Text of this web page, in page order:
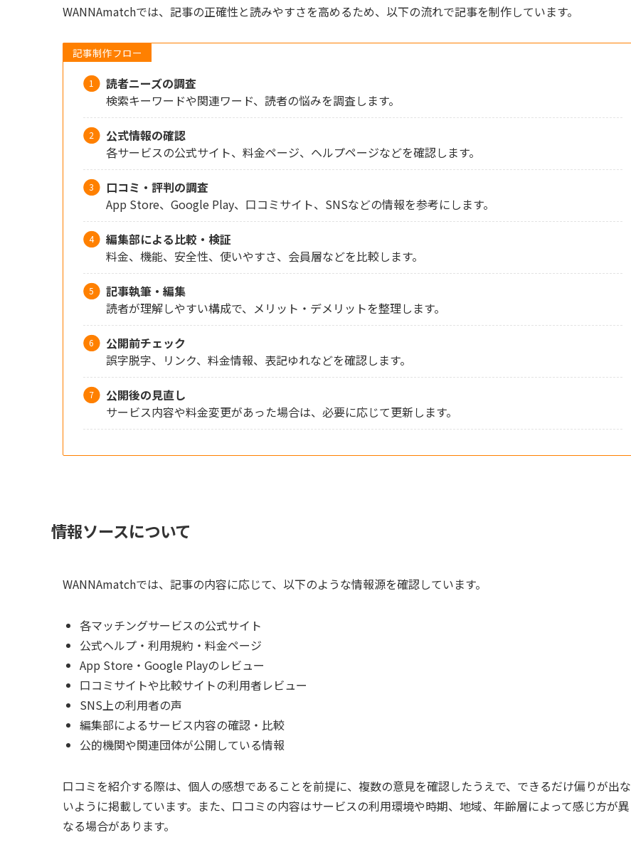
WANNAmatchでは、記事の正確性と読みやすさを高めるため、以下の流れで記事を制作しています。
記事制作フロー
読者ニーズの調査
検索キーワードや関連ワード、読者の悩みを調査します。
公式情報の確認
各サービスの公式サイト、料金ページ、ヘルプページなどを確認します。
口コミ・評判の調査
App Store、Google Play、口コミサイト、SNSなどの情報を参考にします。
編集部による比較・検証
料金、機能、安全性、使いやすさ、会員層などを比較します。
記事執筆・編集
読者が理解しやすい構成で、メリット・デメリットを整理します。
公開前チェック
誤字脱字、リンク、料金情報、表記ゆれなどを確認します。
公開後の見直し
サービス内容や料金変更があった場合は、必要に応じて更新します。
情報ソースについて
WANNAmatchでは、記事の内容に応じて、以下のような情報源を確認しています。
各マッチングサービスの公式サイト
公式ヘルプ・利用規約・料金ページ
App Store・Google Playのレビュー
口コミサイトや比較サイトの利用者レビュー
SNS上の利用者の声
編集部によるサービス内容の確認・比較
公的機関や関連団体が公開している情報
口コミを紹介する際は、個人の感想であることを前提に、複数の意見を確認したうえで、できるだけ偏りが出な
いように掲載しています。また、口コミの内容はサービスの利用環境や時期、地域、年齢層によって感じ方が異
なる場合があります。